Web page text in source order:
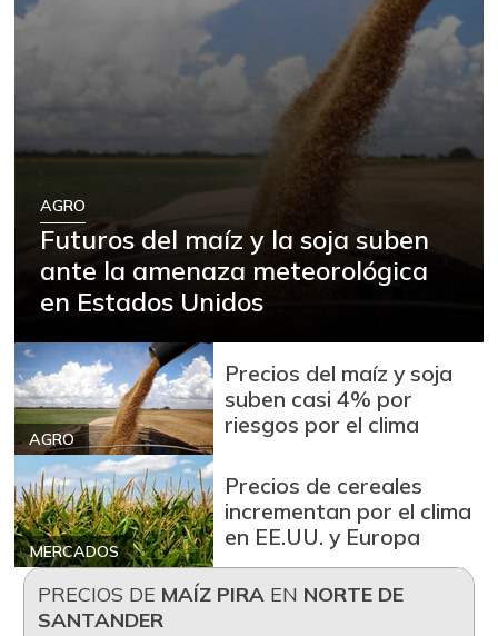
AGRO
Futuros del maíz y la soja suben
ante la amenaza meteorológica
en Estados Unidos
AGRO
Precios del maíz y soja
suben casi 4% por
riesgos por el clima
MERCADOS
Precios de cereales
incrementan por el clima
en EE.UU. y Europa
PRECIOS DE MAÍZ PIRAEN NORTE DE
SANTANDER